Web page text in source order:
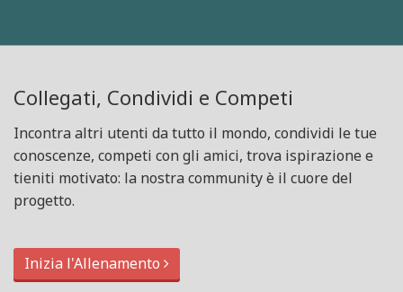
Collegati, Condividi e Competi
Incontra altri utenti da tutto il mondo, condividi le tue
conoscenze, competi con gli amici, trova ispirazione e
tieniti motivato: la nostra community è il cuore del
progetto.
Inizia l'Allenamento